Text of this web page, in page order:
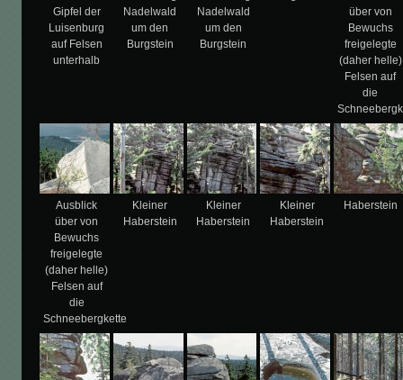
Gipfel der
Luisenburg
auf Felsen
unterhalb
Nadelwald
um den
Burgstein
Nadelwald
um den
Burgstein
über von
Bewuchs
freigelegte
(daher helle)
Felsen auf
die
Ausblick
über von
Bewuchs
freigelegte
(daher helle)
Felsen auf
die
Schneebergkette
Kleiner
Haberstein
Kleiner
Haberstein
Kleiner
Haberstein
Haberstein